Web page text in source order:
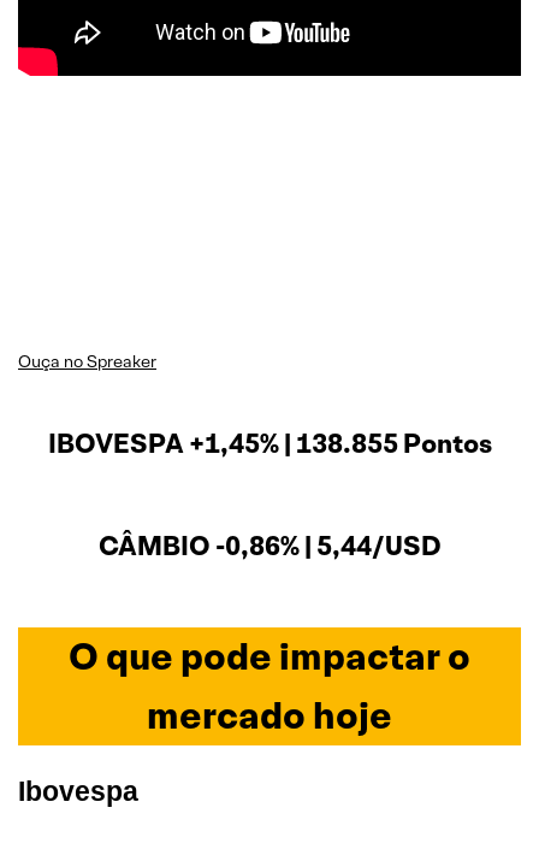
Ouça no Spreaker
IBOVESPA +1,45% | 138.855 Pontos
CÂMBIO -0,86% | 5,44/USD
O que pode impactar o
mercado hoje
Ibovespa